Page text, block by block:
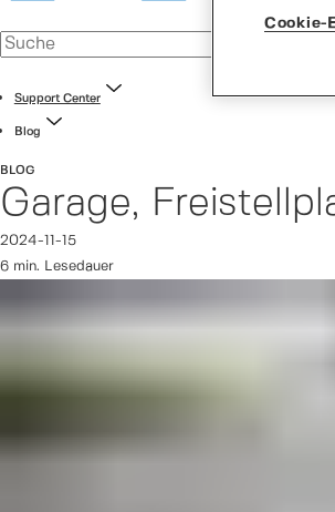
Support Center
Blog
BLOG
Garage,
2024-11-15
6 min. Lesedauer
Cookie-